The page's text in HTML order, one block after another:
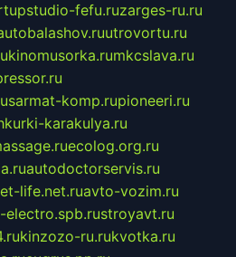
fefu.ruzarges-ru.ru
utrovortu.ru
kinomusorka.rumkcslava.ru
sarmat-komp.rupioneeri.ru
karakulya.ru
ecolog.org.ru
autodoctorservis.ru
life.net.ruavto-vozim.ru
electro.spb.rustroyavt.ru
kinzozo-ru.rukvotka.ru